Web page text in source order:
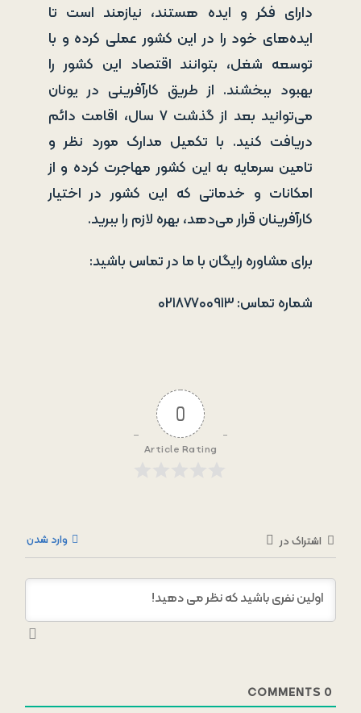
دارای فکر و ایده هستند، نیازمند است تا
ایده‌های خود را در این کشور عملی کرده و با
توسعه شغل، بتوانند اقتصاد این کشور را
بهبود ببخشند. از طریق کارآفرینی در یونان
می‌توانید بعد از گذشت ۷ سال، اقامت دائم
دریافت کنید. با تکمیل مدارک مورد نظر و
تامین سرمایه به این کشور مهاجرت کرده و از
امکانات و خدماتی که این کشور در اختیار
کارآفرینان قرار می‌دهد، بهره لازم را ببرید.
برای مشاوره رایگان با ما در تماس باشید:
شماره تماس: ۰۲۱۸۷۷۰۰۹۱۳
0
Article Rating
اشتراک در وارد شدن
0